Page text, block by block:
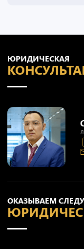
ОКАЗЫВАЕМ
ЮРИДИЧЕСКАЯ